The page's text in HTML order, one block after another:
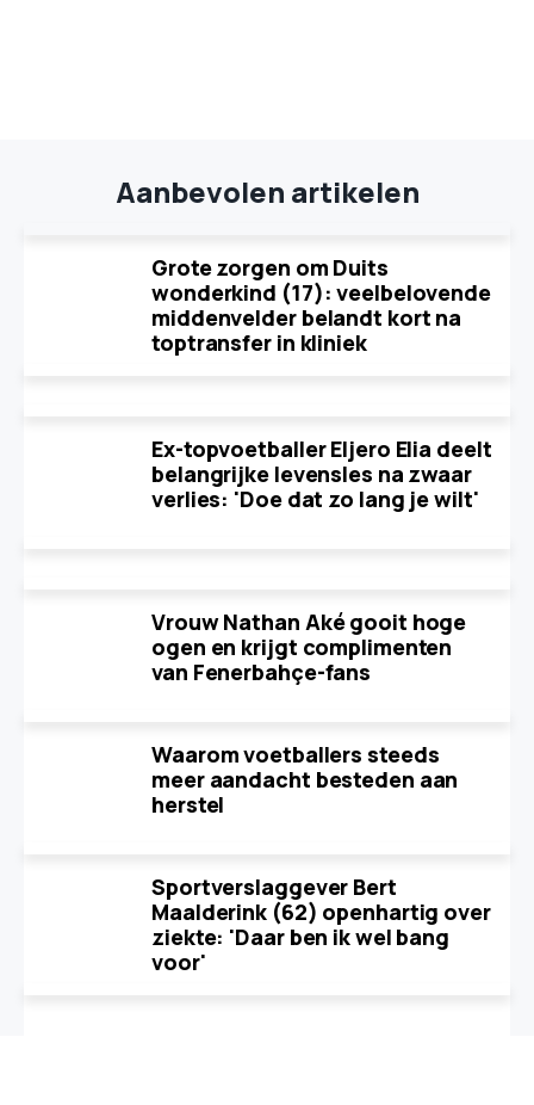
Aanbevolen artikelen
Grote zorgen om Duits
wonderkind (17): veelbelovende
middenvelder belandt kort na
toptransfer in kliniek
Ex-topvoetballer Eljero Elia deelt
belangrijke levensles na zwaar
verlies: 'Doe dat zo lang je wilt'
Vrouw Nathan Aké gooit hoge
ogen en krijgt complimenten
van Fenerbahçe-fans
Waarom voetballers steeds
meer aandacht besteden aan
herstel
Sportverslaggever Bert
Maalderink (62) openhartig over
ziekte: 'Daar ben ik wel bang
voor'